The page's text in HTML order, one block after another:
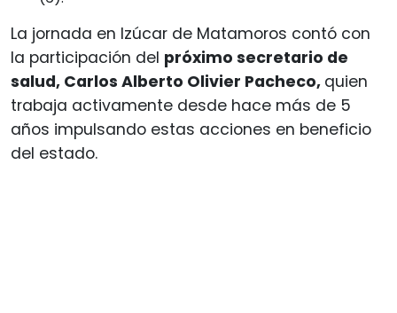
La jornada en Izúcar de Matamoros contó con
la participación del próximo secretario de
salud, Carlos Alberto Olivier Pacheco, quien
trabaja activamente desde hace más de 5
años impulsando estas acciones en beneficio
del estado.